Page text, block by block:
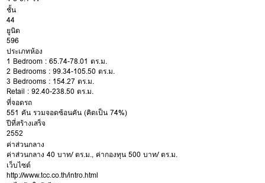
ชั้น
44
ยูนิต
596
ประเภทห้อง
1 Bedroom : 65.74-78.01 ตร.ม.
2 Bedrooms : 99.34-105.50 ตร.ม.
3 Bedrooms : 154.27 ตร.ม.
Retail : 92.40-238.50 ตร.ม.
ที่จอดรถ
551 คัน รวมจอดซ้อนคัน (คิดเป็น 74%)
ปีที่สร้างเสร็จ
2552
ค่าส่วนกลาง
ค่าส่วนกลาง 40 บาท/ ตร.ม., ค่ากองทุน 500 บาท/ ตร.ม.
เว็บไซต์
http://www.tcc.co.th/intro.html